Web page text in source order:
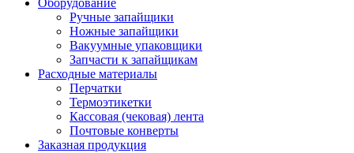
Ручные запайщики
Ножные запайщики
Вакуумные упаковщики
Запчасти к запайщикам
Расходные материалы
Перчатки
Термоэтикетки
Кассовая (чековая) лента
Почтовые конверты
Заказная продукция